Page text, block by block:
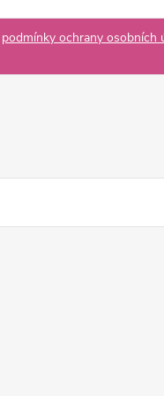
podmínky ochrany osobních